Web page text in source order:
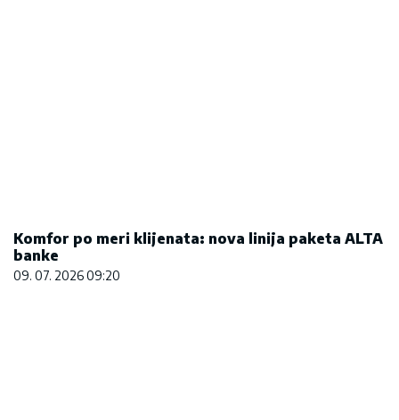
Komfor po meri klijenata: nova linija paketa ALTA
banke
09. 07. 2026 09:20